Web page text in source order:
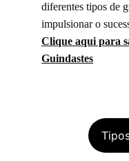
diferentes tipos de
impulsionar o
Clique aqui para
Guindastes